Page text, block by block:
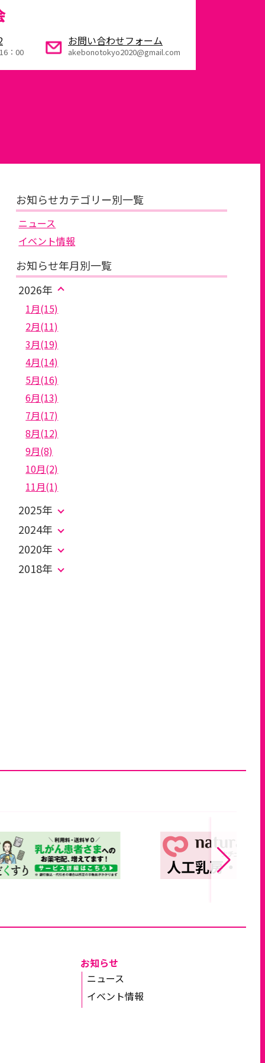
：00
お問い合わせフォーム
akebonotokyo2020@gmail.com
お知らせカテゴリー別一覧
ニュース
イベント情報
お知らせ年月別一覧
2026年
1月(15)
2月(11)
3月(19)
4月(14)
5月(16)
6月(13)
7月(17)
8月(12)
9月(8)
10月(2)
11月(1)
2025年
2024年
2020年
2018年
お知らせ
ニュース
イベント情報